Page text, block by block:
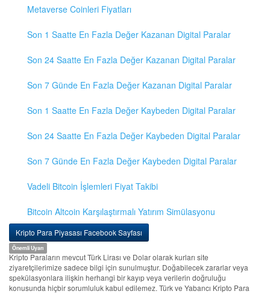
Metaverse Coinleri Fiyatları
Son 1 Saatte En Fazla Değer Kazanan Digital Paralar
Son 24 Saatte En Fazla Değer Kazanan Digital Paralar
Son 7 Günde En Fazla Değer Kazanan Digital Paralar
Son 1 Saatte En Fazla Değer Kaybeden Digital Paralar
Son 24 Saatte En Fazla Değer Kaybeden Digital Paralar
Son 7 Günde En Fazla Değer Kaybeden Digital Paralar
Vadeli Bitcoin İşlemleri Fiyat Takibi
Bitcoin Altcoin Karşılaştırmalı Yatırım Simülasyonu
Kripto Para Piyasası Facebook Sayfası
Önemli Uyarı
Kripto Paraların mevcut Türk Lirası ve Dolar olarak kurları site
ziyaretçilerimize sadece bilgi için sunulmuştur. Doğabilecek zararlar veya
spekülasyonlara ilişkin herhangi bir kayıp veya verilerin doğruluğu
konusunda hiçbir sorumluluk kabul edilemez. Türk ve Yabancı Kripto Para